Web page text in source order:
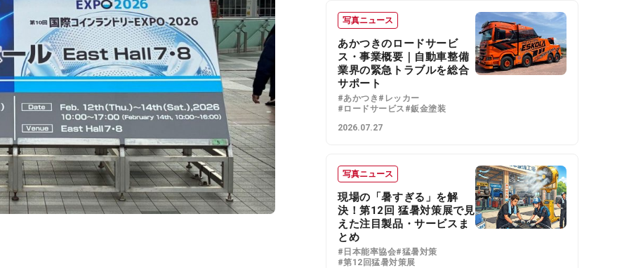
写真ニュース
あかつきのロードサービ
ス・事業概要｜自動車整備
業界の緊急トラブルを総合
サポート
#あかつき #レッカー
#ロードサービス #鈑金塗装
2026.07.27
写真ニュース
現場の「暑すぎる」を解
決！第12回 猛暑対策展で見
えた注目製品・サービスま
とめ
#日本能率協会#猛暑対策
#第12回猛暑対策展